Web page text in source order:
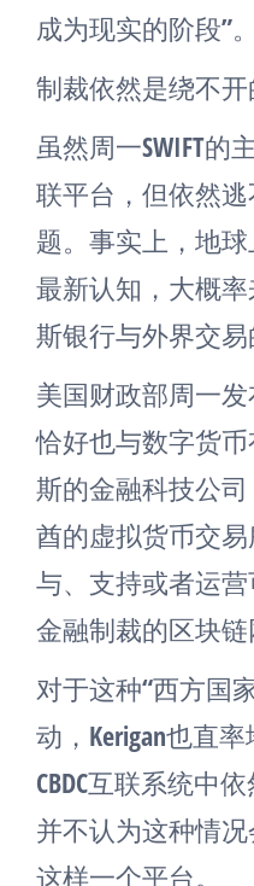
成为现实的阶段”。
制裁依然是绕不
虽然周一SWIFT的
联平台，但依然
题。事实上，地球
最新认知，大概率
斯银行与外界交易
美国财政部周一
恰好也与数字货
斯的金融科技公
酋的虚拟货币交
与、支持或者运
金融制裁的区块链
对于这种“西方国
动，Kerigan也直
CBDC互联系统中
并不认为这种情
这样一个平台。